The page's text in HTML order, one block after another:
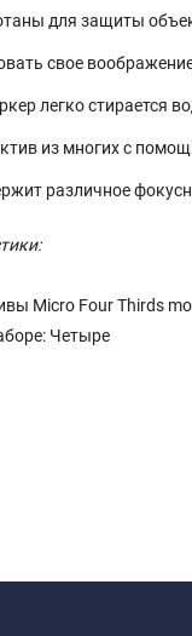
для защиты
свое
легко стирается
из многих с
различное
Micro Four Thirds
Четыре